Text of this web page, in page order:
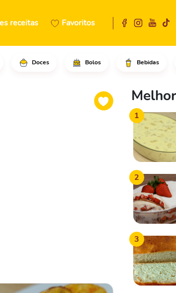
receitas Favoritos
Doces Bolos Bebidas
e mexa até
1
2
3